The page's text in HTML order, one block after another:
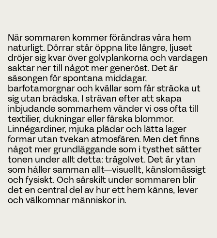
När sommaren kommer förändras våra hem
naturligt. Dörrar står öppna lite längre, ljuset
dröjer sig kvar över golvplankorna och vardagen
saktar ner till något mer generöst. Det är
säsongen för spontana middagar,
barfotamorgnar och kvällar som får sträcka ut
sig utan brådska. I strävan efter att skapa
inbjudande sommarhem vänder vi oss ofta till
textilier, dukningar eller färska blommor.
Linnégardiner, mjuka plädar och lätta lager
formar utan tvekan atmosfären. Men det finns
något mer grundläggande som i tysthet sätter
tonen under allt detta: trägolvet. Det är ytan
som håller samman allt—visuellt, känslomässigt
och fysiskt. Och särskilt under sommaren blir
det en central del av hur ett hem känns, lever
och välkomnar människor in.
Efternamn
E-post
Telefonnummer
Date
DD
snedstreck
MM
snedstreck
Time
Timmar
:
Minuter
Var?